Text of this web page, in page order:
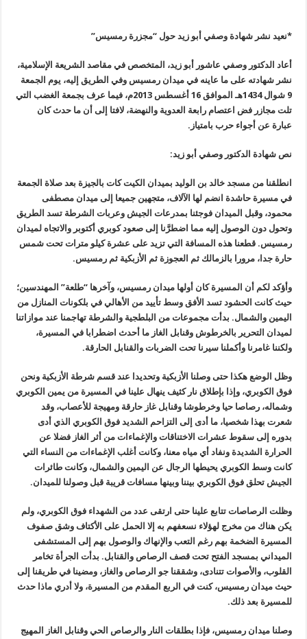
*نعيد نشر شهادة وصفي أبو زيد حول “مجزرة رمسيس”
أعاد الدكتور وصفي عاشور أبو زيد، المتخصص في مقاصد الشريعة الإسلامية‏،
نشر شهادته على ما عاينه في ميدان رمسيس وفي الطريق إليه، يوم الجمعة
9 شوال 1434هـ الموافق 16 أغسطس 2013م، فيما عرف بجمعة الغضب التي
تلت مجازر فض اعتصام رابعة العدوية والنهضة، لافتا إلى أن ما حدث كان
عبارة عن أجواء حرب بامتياز .
نص شهادة الدكتور وصفي أبو زيد:
انطلقنا من مسجد خالد بن الوليد بميدان الكيت كات بالجيزة بعد صلاة الجمعة
في مسيرة حاشدة انضم لها الآلاف، متجهين جميعا إلى ميدان مصطفى
محمود، وقبل الميدان فوجئنا بمدرعات الجيش وعربات الشرطة تسد الطريق
وتحول دون الوصول إليه مما اضطرَّنا إلى صعود كوبري أكتوبر والاتجاه لميدان
رمسيس. قطعنا هذه المسافة التي تزيد على عشرة كيلو مترات تحت شمس
حارة جدا، مرورا بالزمالك ثم العجوزة ثم الأزبكية ثم رمسيس.
وأؤكد لكم أن المسيرة كان أولها ميدان رمسيس، وآخرها “طلعة” المهندسين؛
حيث كانت الحشود تسد الأفق وسط تأييد من الأهالي في بلكونات المنازل من
اليمين والشمال. بدأت مجموعات من البلطجية والشرطة تهاجمنا عند موازاتنا
لميدان التحرير بالخرطوش وقنابل الغاز ما أحدث اضطرابا في المسيرة،
ولكننا غامرنا وأكملنا سيرنا تحت الضربات والقنابل الحارقة.
وظل الوضع هكذا حتى وصلنا الأزبكية وتحديدا عند قسم شرطة الأزبكية ونحن
فوق الكوبري، وإذا بإطلاق نار كثيف ينهال علينا في المسيرة من يمين الكوبري
وشماله، رصاصا حيا وخرطوشا وقنابل غاز حارقة ومهيجة للأعصاب، وقد
شعرت بهذا شخصيا، ما أدى إلى التزاحم الشديد فوق الكوبري الذي أدى
بدوره إلى سقوط عشرات الاختناقات والإغماءات من أثر الغاز فضلا عن
الحرارة الشديدة ونفاد أي مياه معنا، وكانت أغلب الإغماءات من النساء التي
كانت وسط الكوبري يحيطها الرجال عن اليمين والشمال، وكانت طائرات
الجيش تحلق فوق الكوبري بيننا وبينها مسافات قريبة قبل وصولنا للميدان.
وظلت الرصاصات تتابع علينا حتى ارتقى عدد من الشهداء فوق الكوبري، ولم
يكن هناك من مخرج لهؤلاء نسعفهم به إلا الحمل على الأكتاف وشق صفوف
المسيرة الضخمة بهم رغم التعب والإنهاك والوصول بهم إلى المستشفى
الميداني بمسجد الفتح تحت قصف الرصاص والقنابل. بدأت الجرأة تخامر
القلوب، والأصوات تتنادى، وشققنا جو الرصاص والغاز، ومضينا في طريقنا إلى
حيث ميدان رمسيس، كنت في الربع المقدم من المسيرة، ولا أدري ماذا حدث
للمسيرة بعد ذلك.
وصلنا ميدان رمسيس، فإذا بطلقات النار والرصاص الحي وقنابل الغاز المهيج